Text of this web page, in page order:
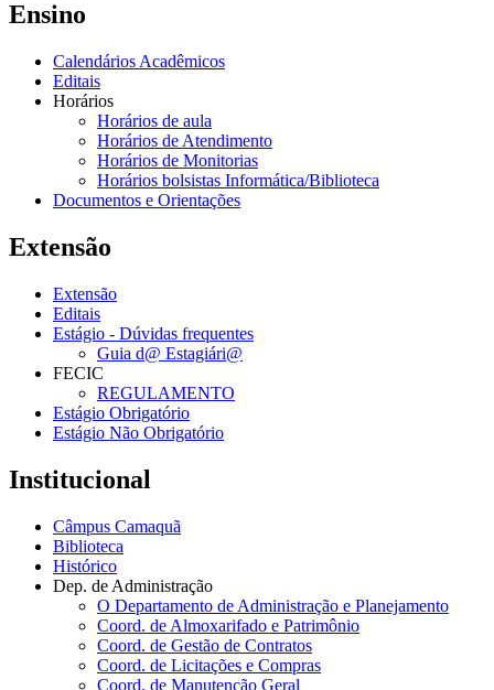
Ensino
Calendários Acadêmicos
Editais
Horários
Horários de aula
Horários de Atendimento
Horários de Monitorias
Horários bolsistas Informática/Biblioteca
Documentos e Orientações
Extensão
Extensão
Editais
Estágio - Dúvidas frequentes
Guia d@ Estagiári@
FECIC
REGULAMENTO
Estágio Obrigatório
Estágio Não Obrigatório
Institucional
Câmpus Camaquã
Biblioteca
Histórico
Dep. de Administração
O Departamento de Administração e Planejamento
Coord. de Almoxarifado e Patrimônio
Coord. de Gestão de Contratos
Coord. de Licitações e Compras
Coord. de Manutenção Geral